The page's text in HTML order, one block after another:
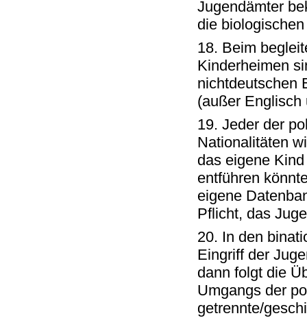
Jugendämter
die
18. Beim
Kinderheimen
nichtdeutschen
(außer Englisch
19. Jeder der
Nationalitäten
das eigene
entführen
eigene
Pflicht, das
20. In den
Eingriff der
dann folgt die
Umgangs der
getrennte/